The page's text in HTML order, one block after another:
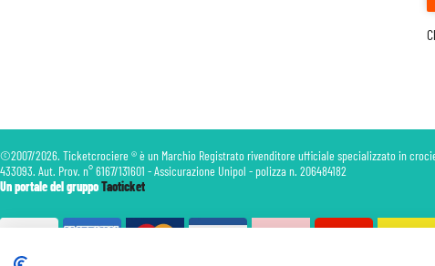
©2007/2026. Ticketcrociere ® è un Marchio Registrato rivenditore ufficiale specializzato in
433093. Aut. Prov. n° 6167/131601 - Assicurazione Unipol - polizza n. 206484182
Un portale del gruppoTaoticket